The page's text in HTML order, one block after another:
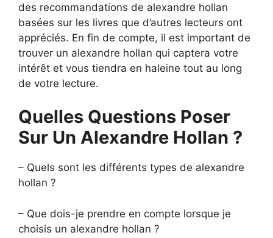
des recommandations de alexandre hollan
basées sur les livres que d’autres lecteurs ont
appréciés. En fin de compte, il est important de
trouver un alexandre hollan qui captera votre
intérêt et vous tiendra en haleine tout au long
de votre lecture.
Quelles Questions Poser
Sur Un Alexandre Hollan ?
– Quels sont les différents types de alexandre
hollan ?
– Que dois-je prendre en compte lorsque je
choisis un alexandre hollan ?